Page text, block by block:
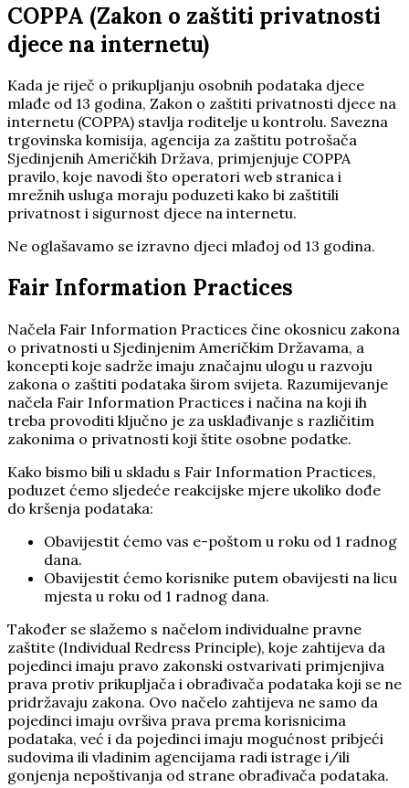
COPPA (Zakon o zaštiti privatnosti
djece na internetu)
Kada je riječ o prikupljanju osobnih podataka djece
mlađe od 13 godina, Zakon o zaštiti privatnosti djece na
internetu (COPPA) stavlja roditelje u kontrolu. Savezna
trgovinska komisija, agencija za zaštitu potrošača
Sjedinjenih Američkih Država, primjenjuje COPPA
pravilo, koje navodi što operatori web stranica i
mrežnih usluga moraju poduzeti kako bi zaštitili
privatnost i sigurnost djece na internetu.
Ne oglašavamo se izravno djeci mlađoj od 13 godina.
Fair Information Practices
Načela Fair Information Practices čine okosnicu zakona
o privatnosti u Sjedinjenim Američkim Državama, a
koncepti koje sadrže imaju značajnu ulogu u razvoju
zakona o zaštiti podataka širom svijeta. Razumijevanje
načela Fair Information Practices i načina na koji ih
treba provoditi ključno je za usklađivanje s različitim
zakonima o privatnosti koji štite osobne podatke.
Kako bismo bili u skladu s Fair Information Practices,
poduzet ćemo sljedeće reakcijske mjere ukoliko dođe
do kršenja podataka:
Obavijestit ćemo vas e-poštom u roku od 1 radnog
dana.
Obavijestit ćemo korisnike putem obavijesti na licu
mjesta u roku od 1 radnog dana.
Također se slažemo s načelom individualne pravne
zaštite (Individual Redress Principle), koje zahtijeva da
pojedinci imaju pravo zakonski ostvarivati primjenjiva
prava protiv prikupljača i obrađivača podataka koji se ne
pridržavaju zakona. Ovo načelo zahtijeva ne samo da
pojedinci imaju ovršiva prava prema korisnicima
podataka, već i da pojedinci imaju mogućnost pribjeći
sudovima ili vladinim agencijama radi istrage i/ili
gonjenja nepoštivanja od strane obrađivača podataka.